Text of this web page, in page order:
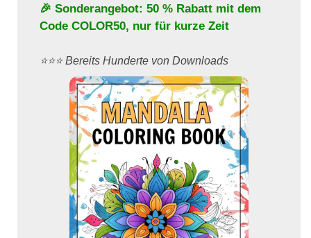
🎉 Sonderangebot: 50 % Rabatt mit dem
Code COLOR50, nur für kurze Zeit
⭐️⭐️⭐️ Bereits Hunderte von Downloads